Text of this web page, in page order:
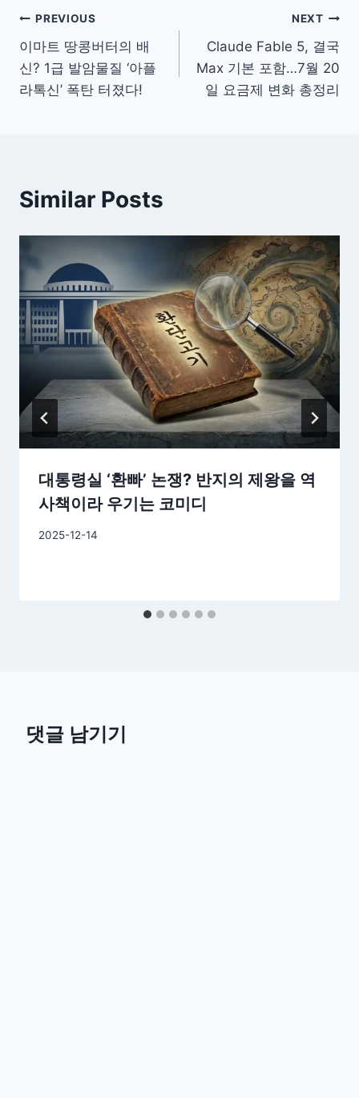
글
탐
색
PREVIOUS
이마트 땅콩버터의 배
신? 1급 발암물질 ‘아플
라톡신’ 폭탄 터졌다!
NEXT
Claude Fable 5, 결국
Max 기본 포함…7월 20
일 요금제 변화 총정리
Similar Posts
대통령실 ‘환빠’ 논쟁? 반지의 제왕을 역
사책이라 우기는 코미디
By
2025-12-14
댓글 남기기